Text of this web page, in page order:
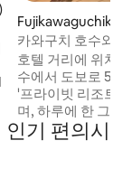
(5점 만점), 후기 4
Fujikawaguchiko
카와구치 호수와
수 있는 별장 사우
는 발코니
호텔 거리에 위치
수에서 도보로 5분
'프라이빗 리조트
며, 하루에 한 그룹
와 수영장이 있는
카와구치 호수와
기 편의시